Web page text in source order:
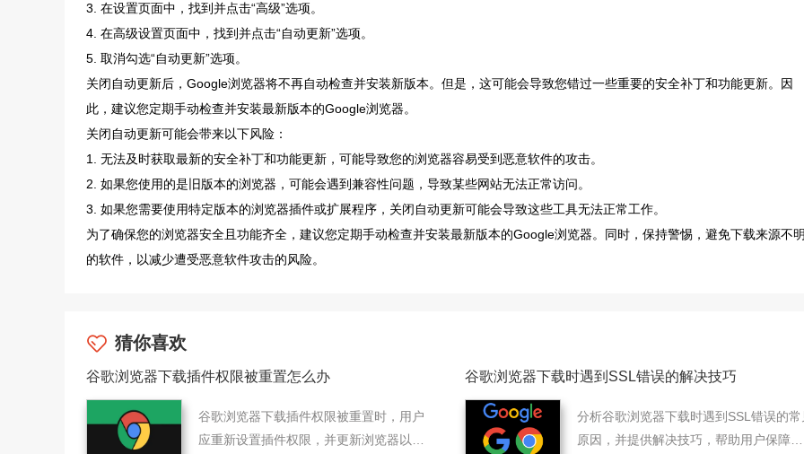
3. 在设置页面中，找到并点击“高级”选项。
4. 在高级设置页面中，找到并点击“自动更新”选项。
5. 取消勾选“自动更新”选项。
关闭自动更新后，Google浏览器将不再自动检查并安装新版本。但是，这可能会导致您错过一些重要的安全补丁和功能更新。因
此，建议您定期手动检查并安装最新版本的Google浏览器。
关闭自动更新可能会带来以下风险：
1. 无法及时获取最新的安全补丁和功能更新，可能导致您的浏览器容易受到恶意软件的攻击。
2. 如果您使用的是旧版本的浏览器，可能会遇到兼容性问题，导致某些网站无法正常访问。
3. 如果您需要使用特定版本的浏览器插件或扩展程序，关闭自动更新可能会导致这些工具无法正常工作。
为了确保您的浏览器安全且功能齐全，建议您定期手动检查并安装最新版本的Google浏览器。同时，保持警惕，避免下载来源不
的软件，以减少遭受恶意软件攻击的风险。
猜你喜欢
谷歌浏览器下载插件权限被重置怎么办
谷歌浏览器下载插件权限被重置时，用户
应重新设置插件权限，并更新浏览器以避
谷歌浏览器下载时遇到SSL错误的解决技巧
分析谷歌浏览器下载时遇到SSL错误的常
原因，并提供解决技巧，帮助用户保障下